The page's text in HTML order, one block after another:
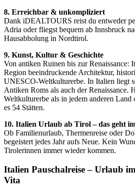
8. Erreichbar & unkompliziert
Dank iDEALTOURS reist du entweder
Adria oder fliegst bequem ab Innsbruck
Hausabholung in Nordtirol.
9. Kunst, Kultur & Geschichte
Von antiken Ruinen bis zur Renaissance:
Region beeindruckende Architektur,
UNESCO-Weltkulturerbe. In Italien liegt
Antiken Roms als auch der Renaissance.
Weltkulturerbe als in jedem anderen Land
es 54 Stätten.
10. Italien Urlaub ab Tirol – das geht
Ob Familienurlaub, Thermenreise oder
begeistert jedes Jahr aufs Neue. Kein
Tirolerinnen immer wieder kommen.
Italien Pauschalreise – Urlaub
Vita